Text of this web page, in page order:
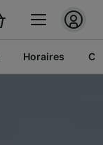
Horaires